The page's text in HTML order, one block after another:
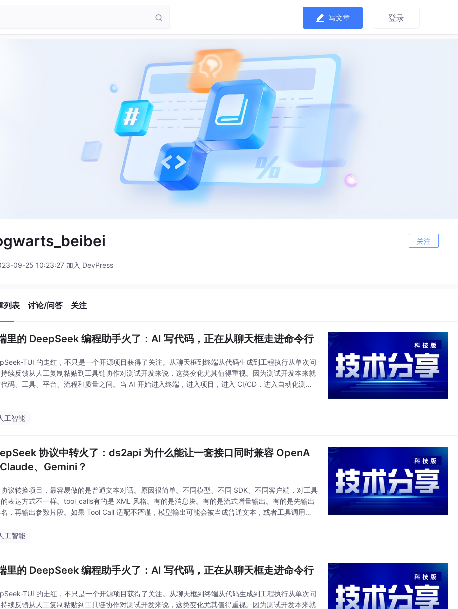
写文章 登录
关注
09-25 10:23:27 加入 DevPress
列表 讨论/问答 关注
里的 DeepSeek 编程助手火了：AI 写代码，正在从聊天框走进命令行
TUI 的走红，不只是一个开源项目获得了关注。从聊天框到终端从代码生成到工程执行从单次问
续反馈从人工复制粘贴到工具链协作对测试开发来说，这类变化尤其值得重视。因为测试开发本来就
码、工具、平台、流程和质量之间。当 AI 开始进入终端，进入项目，进入 CI/CD，进入自动化测试
工智能
协议中转火了：ds2api 为什么能让一套接口同时兼容 OpenA
、Gemini？
议转换项目，最容易做的是普通文本对话。原因很简单。不同模型、不同 SDK、不同客户端，对工具
表达方式不一样。tool_calls有的是 XML 风格。有的是消息块。有的是流式增量输出。有的是先输出
，再输出参数片段。如果 Tool Call 适配不严谨，模型输出可能会被当成普通文本，或者工具调用结
工智能
里的 DeepSeek 编程助手火了：AI 写代码，正在从聊天框走进命令行
TUI 的走红，不只是一个开源项目获得了关注。从聊天框到终端从代码生成到工程执行从单次问
续反馈从人工复制粘贴到工具链协作对测试开发来说，这类变化尤其值得重视。因为测试开发本来就